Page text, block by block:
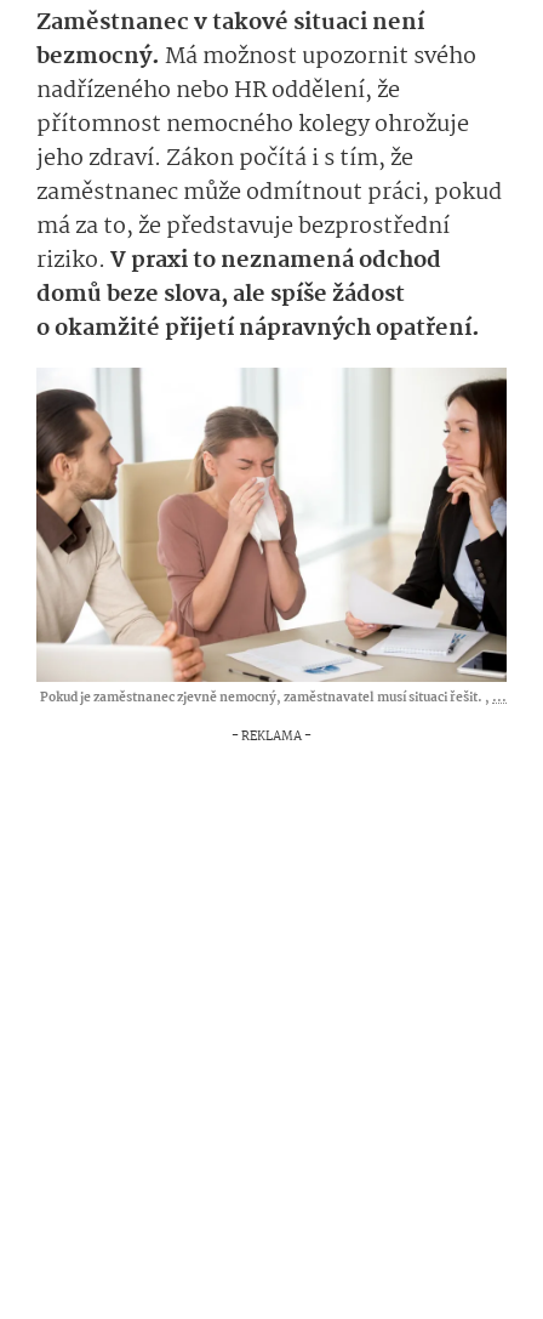
Zaměstnanec v takové situaci není
bezmocný. Má možnost upozornit svého
nadřízeného nebo HR oddělení, že
přítomnost nemocného kolegy ohrožuje
jeho zdraví. Zákon počítá i s tím, že
zaměstnanec může odmítnout práci, pokud
má za to, že představuje bezprostřední
riziko. V praxi to neznamená odchod
domů beze slova, ale spíše žádost
o okamžité přijetí nápravných opatření.
Pokud je zaměstnanec zjevně nemocný, zaměstnavatel musí situaci řešit. ,...